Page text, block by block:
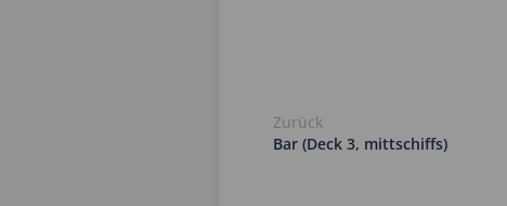
Zurück
Bar (Deck 3, mittschiffs)